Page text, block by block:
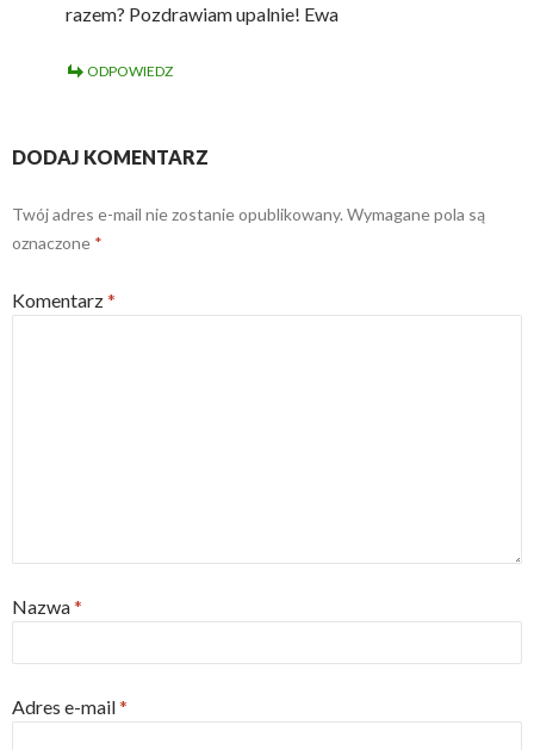
razem? Pozdrawiam upalnie! Ewa
ODPOWIEDZ
DODAJ KOMENTARZ
Twój adres e-mail nie zostanie opublikowany. Wymagane pola są
oznaczone *
Komentarz*
Nazwa*
Adres e-mail*